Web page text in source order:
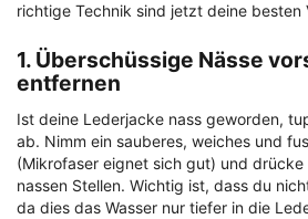
richtige Technik sind jetzt deine besten
1. Überschüssige Nässe
entfernen
Ist deine Lederjacke nass geworden,
ab. Nimm ein sauberes, weiches und
(Mikrofaser eignet sich gut) und
nassen Stellen. Wichtig ist, dass du
da dies das Wasser nur tiefer in die